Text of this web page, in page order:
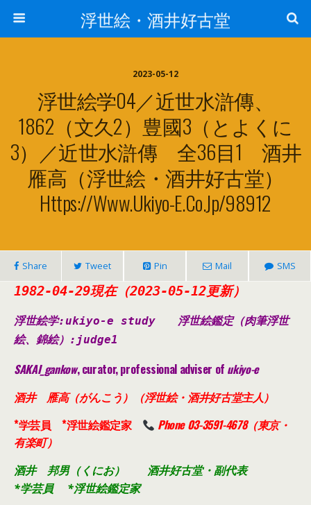
浮世絵・酒井好古堂
2023-05-12
浮世絵学04／近世水滸傳、
1862（文久2）豊國3（とよくに
3）／近世水滸傳 全36目1 酒井
雁高（浮世絵・酒井好古堂）
Https://www.ukiyo-E.co.jp/98912
Share Tweet Pin Mail SMS
1982-04-29現在（2023-05-12更新）
浮世絵学:ukiyo-e study 浮世絵鑑定（肉筆浮世
絵、錦絵） :judge1
SAKAI_gankow, curator, professional adviser of ukiyo-e
酒井 雁高（がんこう）（浮世絵・酒井好古堂主人）
*学芸員 *浮世絵鑑定家
Phone 03-3591-4678（東京・
有楽町）
酒井 邦男（くにお） 酒井好古堂・副代表
*学芸員 *浮世絵鑑定家